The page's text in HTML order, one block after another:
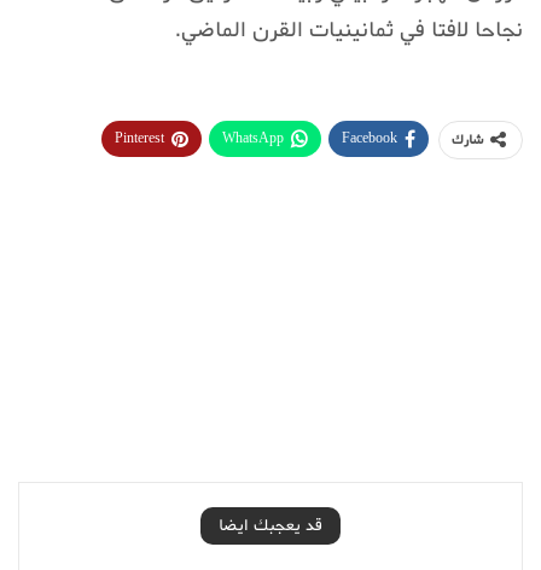
نجاحا لافتا في ثمانينيات القرن الماضي.
شارك Facebook
WhatsApp
Pinterest
قد يعجبك ايضا